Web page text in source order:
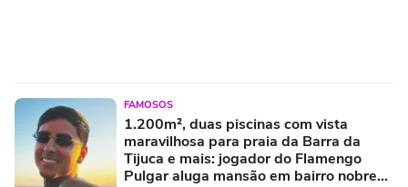
FAMOSOS
1.200m², duas piscinas com vista
maravilhosa para praia da Barra da
Tijuca e mais: jogador do Flamengo
Pulgar aluga mansão em bairro nobre